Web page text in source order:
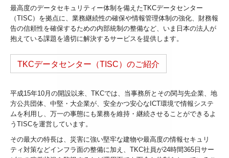
最高度のデータセキュリティー体制を備えたTKCデータセンター
（TISC）を拠点に、業務継続性の確保や情報管理体制の強化、財務報
告の信頼性を確保するための内部統制の整備など、いま日本の法人が
抱えている課題を適切に解決するサービスを提供します。
TKCデータセンター（TISC）のご紹介
平成15年10月の開設以来、TKCでは、当事務所とその関与先企業、地
方公共団体、中堅・大企業が、安全かつ安心なICT環境で情報システ
ムを利用し、万一の事態にも業務を維持・継続させることができるよ
うTISCを運営しています。
その最大の特長は、災害に強い堅牢な建物や最高度の情報セキュリ
ティ対策などインフラ面の整備に加え、TKC社員が24時間365日サー